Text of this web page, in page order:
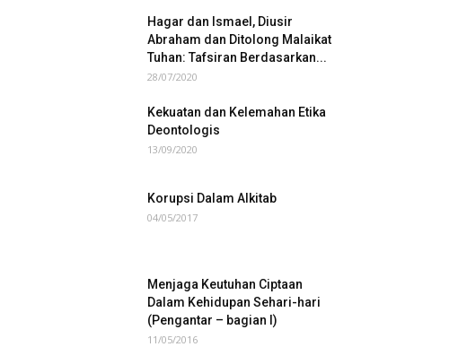
Hagar dan Ismael, Diusir
Abraham dan Ditolong Malaikat
Tuhan: Tafsiran Berdasarkan...
28/07/2020
Kekuatan dan Kelemahan Etika
Deontologis
13/09/2020
Korupsi Dalam Alkitab
04/05/2017
Menjaga Keutuhan Ciptaan
Dalam Kehidupan Sehari-hari
(Pengantar – bagian I)
11/05/2016